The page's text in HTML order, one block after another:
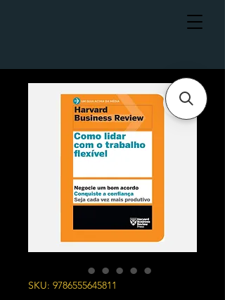
SKU: 9786555645811